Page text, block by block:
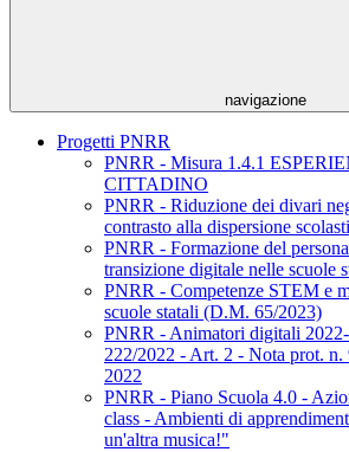
navigazione
Progetti PNRR
PNRR - Misura 1.4.1
CITTADINO
PNRR - Riduzione dei divari
contrasto alla dispersione
PNRR - Formazione del
transizione digitale nelle scuole
PNRR - Competenze STEM e
scuole statali (D.M. 65/2023)
PNRR - Animatori digitali
222/2022 - Art. 2 - Nota prot. n.
2022
PNRR - Piano Scuola 4.0 -
class - Ambienti di
un'altra musica!"